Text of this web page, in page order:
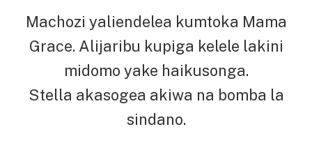
Machozi yaliendelea kumtoka Mama
Grace. Alijaribu kupiga kelele lakini
midomo yake haikusonga.
Stella akasogea akiwa na bomba la
sindano.